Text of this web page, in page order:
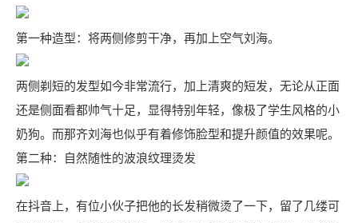
第一种造型：将两侧修剪干净，再加上空气刘海。
两侧剃短的发型如今非常流行，加上清爽的短发，无论从正面
还是侧面看都帅气十足，显得特别年轻，像极了学生风格的小
奶狗。而那齐刘海也似乎有着修饰脸型和提升颜值的效果呢。
第二种：自然随性的波浪纹理烫发
在抖音上，有位小伙子把他的长发稍微烫了一下，留了几缕可